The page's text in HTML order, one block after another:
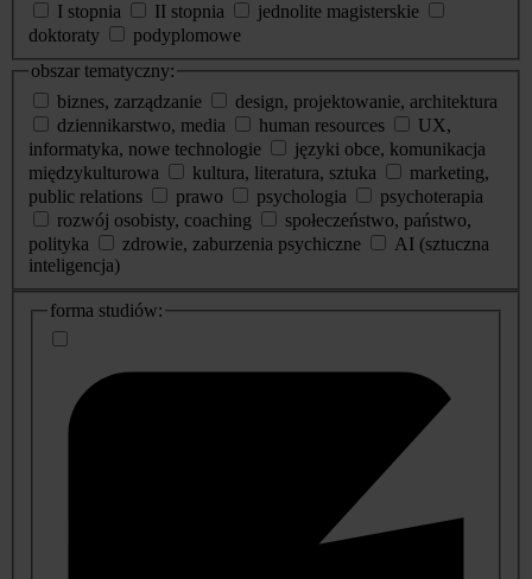
I stopnia
II stopnia
jednolite magisterskie
doktoraty
podyplomowe
obszar tematyczny:
biznes, zarządzanie
design, projektowanie, architektura
dziennikarstwo, media
human resources
UX,
informatyka, nowe technologie
języki obce, komunikacja
międzykulturowa
kultura, literatura, sztuka
marketing,
public relations
prawo psychologia
psychoterapia
rozwój osobisty, coaching
społeczeństwo, państwo,
polityka
zdrowie, zaburzenia psychiczne
AI (sztuczna
inteligencja)
dodatkowe
informacje
forma studiów: